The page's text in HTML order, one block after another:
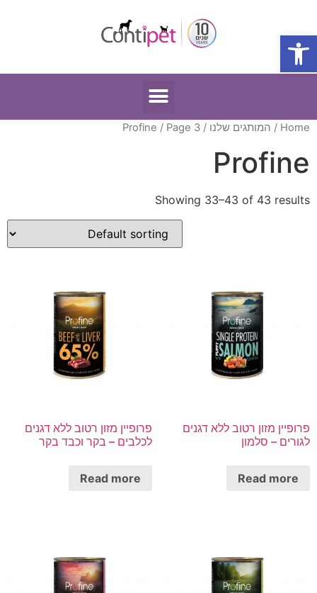
פתח סרגל נגישות
Home
/ המותגים שלנו /
Profine / Page 3
Profine
Showing 33–43 of 43 results
פרופיין מזון רטוב ללא דגנים
לגורים – סלמון
Read more
פרופיין מזון רטוב ללא דגנים
לכלבים – בקר וכבד בקר
Read more